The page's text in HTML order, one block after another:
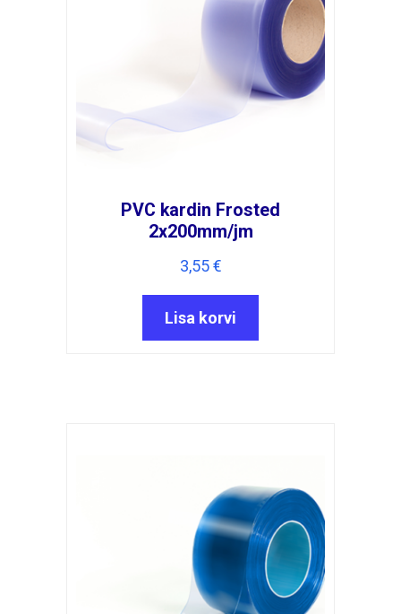
PVC kardin Frosted
2x200mm/jm
3,55€
Lisa korvi